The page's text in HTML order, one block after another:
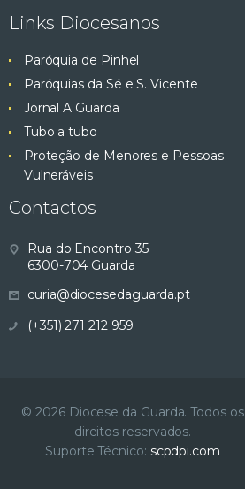
Links Diocesanos
Paróquia de Pinhel
Paróquias da Sé e S. Vicente
Jornal A Guarda
Tubo a tubo
Proteção de Menores e Pessoas
Vulneráveis
Contactos
Rua do Encontro 35
6300-704 Guarda
curia@diocesedaguarda.pt
(+351) 271 212 959
© 2026 Diocese da Guarda. Todos os
direitos reservados.
Suporte Técnico: scpdpi.com